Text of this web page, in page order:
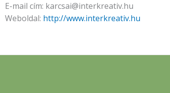
E-mail cím: karcsai@interkreativ.hu
Weboldal: http://www.interkreativ.hu